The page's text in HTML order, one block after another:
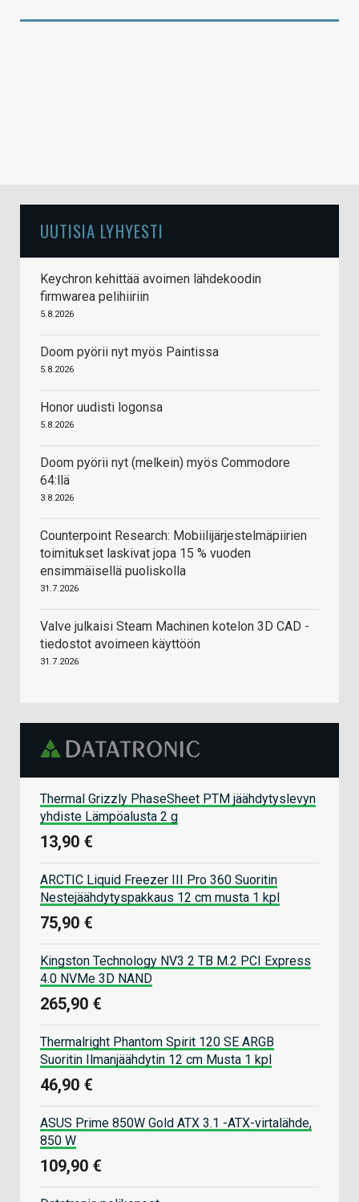
UUTISIA LYHYESTI
Keychron kehittää avoimen lähdekoodin
firmwarea pelihiiriin
5.8.2026
Doom pyörii nyt myös Paintissa
5.8.2026
Honor uudisti logonsa
5.8.2026
Doom pyörii nyt (melkein) myös Commodore
64:llä
3.8.2026
Counterpoint Research: Mobiilijärjestelmäpiirien
toimitukset laskivat jopa 15 % vuoden
ensimmäisellä puoliskolla
31.7.2026
Valve julkaisi Steam Machinen kotelon 3D CAD -
tiedostot avoimeen käyttöön
31.7.2026
Thermal Grizzly PhaseSheet PTM jäähdytyslevyn
yhdiste Lämpöalusta 2 g
13,90 €
ARCTIC Liquid Freezer III Pro 360 Suoritin
Nestejäähdytyspakkaus 12 cm musta 1 kpl
75,90 €
Kingston Technology NV3 2 TB M.2 PCI Express
4.0 NVMe 3D NAND
265,90 €
Thermalright Phantom Spirit 120 SE ARGB
Suoritin Ilmanjäähdytin 12 cm Musta 1 kpl
46,90 €
ASUS Prime 850W Gold ATX 3.1 -ATX-virtalähde,
850 W
109,90 €